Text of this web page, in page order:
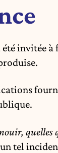
invitée
quelles
tel